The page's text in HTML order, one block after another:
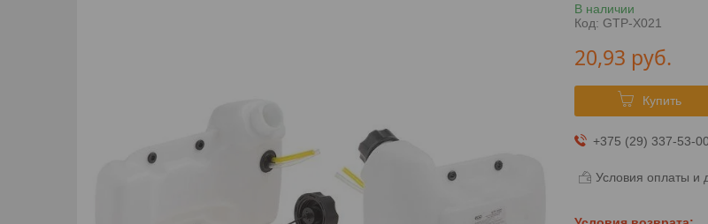
В наличии
Код: GTP-X021
20,93 руб.
Купить
+375 (29) 337-53-00
Условия оплаты и